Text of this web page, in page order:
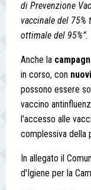
di Prevenzione
vaccinale del
ottimale del 95%”.
Anche la
in corso, con
possono essere
vaccino
l'accesso alle
complessiva della
In allegato il
d'Igiene per la